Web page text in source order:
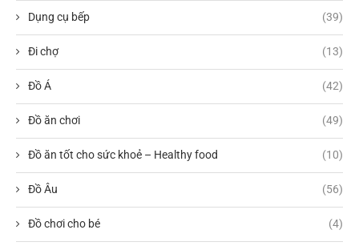
Dụng cụ bếp (39)
Đi chợ (13)
Đồ Á (42)
Đồ ăn chơi (49)
Đồ ăn tốt cho sức khoẻ – Healthy food (10)
Đồ Âu (56)
Đồ chơi cho bé (4)